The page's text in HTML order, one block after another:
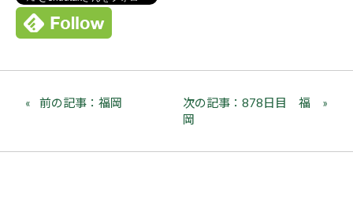
前の記事：福岡
次の記事：878日目 福
岡